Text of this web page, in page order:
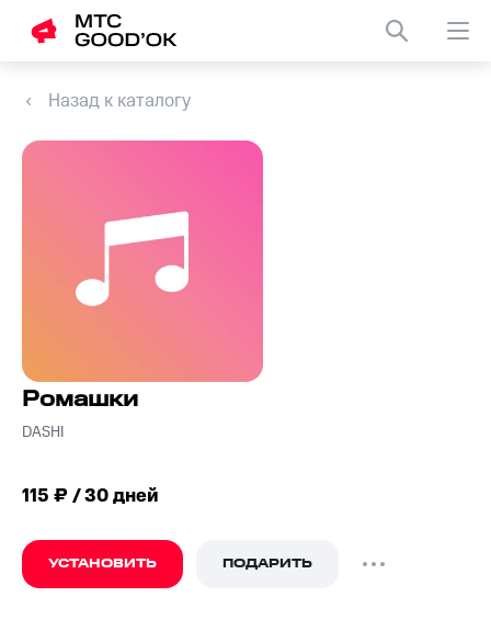
Назад к каталогу
Ромашки
DASHI
115 ₽ / 30 дней
УСТАНОВИТЬ ПОДАРИТЬ